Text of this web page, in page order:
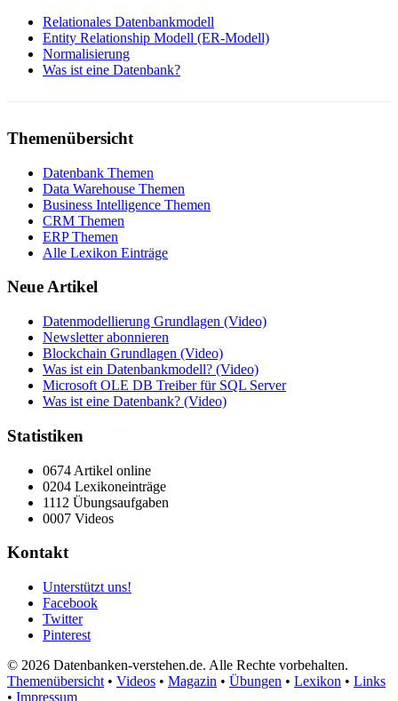
Relationales Datenbankmodell
Entity Relationship Modell (ER-Modell)
Normalisierung
Was ist eine Datenbank?
Themenübersicht
Datenbank Themen
Data Warehouse Themen
Business Intelligence Themen
CRM Themen
ERP Themen
Alle Lexikon Einträge
Neue Artikel
Datenmodellierung Grundlagen (Video)
Newsletter abonnieren
Blockchain Grundlagen (Video)
Was ist ein Datenbankmodell? (Video)
Microsoft OLE DB Treiber für SQL Server
Was ist eine Datenbank? (Video)
Statistiken
0674 Artikel online
0204 Lexikoneinträge
1112 Übungsaufgaben
0007 Videos
Kontakt
Unterstützt uns!
Facebook
Twitter
Pinterest
© 2026 Datenbanken-verstehen.de. Alle Rechte vorbehalten.
Themenübersicht • Videos • Magazin • Übungen • Lexikon • Links
• Impressum